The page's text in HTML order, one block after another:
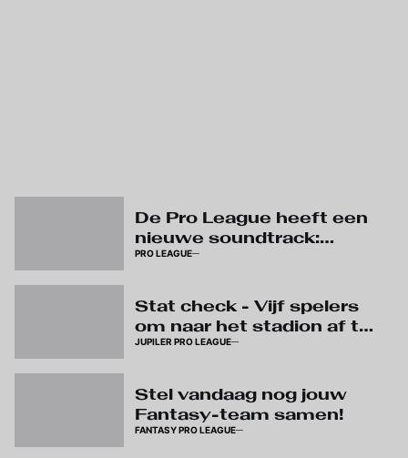
De Pro League heeft een
nieuwe soundtrack:
beluister ‘The Reset’
PRO LEAGUE
Stat check - Vijf spelers
om naar het stadion af te
zakken
JUPILER PRO LEAGUE
Stel vandaag nog jouw
Fantasy-team samen!
FANTASY PRO LEAGUE